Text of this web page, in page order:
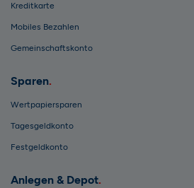
Kreditkarte
Mobiles Bezahlen
Gemeinschaftskonto
Sparen
Wertpapiersparen
Tagesgeldkonto
Festgeldkonto
Anlegen & Depot